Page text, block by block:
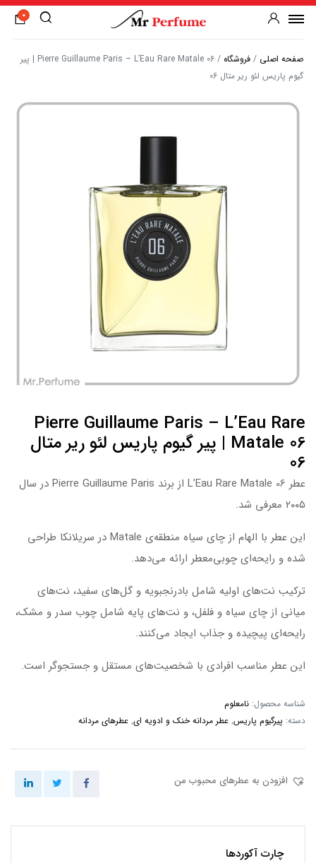
0
صفحه اصلی / فروشگاه /
Pierre Guillaume Paris – L’Eau Rare Matale 06 | پیر
گیوم پاریس لئو ریر متال 06
Pierre Guillaume Paris – L’Eau Rare
Matale 06 | پیر گیوم پاریس لئو ریر متال
06
عطر L’Eau Rare Matale 06 از برند Pierre Guillaume Paris در سال
۲۰۰۵ معرفی شد.
این عطر با الهام از چای سیاه منطقه‌ی Matale در سریلانکا طراحی
شده و رایحه‌ای چوبی‌معطر ارائه می‌دهد.
ترکیب نت‌های اولیه شامل بادرنجبویه و گل‌های سفید، نت‌های
میانی از چای سیاه و فلفل، و نت‌های پایه شامل چوب سدر و مشک،
رایحه‌ای پیچیده و جذاب ایجاد می‌کنند.
این عطر مناسب افرادی با شخصیت‌های مستقل و جستجوگر است.
شناسه محصول: نامعلوم
دسته: پیرگیوم پاریس, عطر مردانه خنک و ادویه ای, عطرهای مردانه
افزودن به عطرهای محبوب من
چارت آکوردها